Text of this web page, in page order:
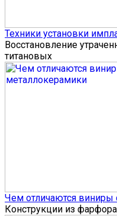
Техники установки
Восстановление
титановых
Чем отличаются виниры
Конструкции из